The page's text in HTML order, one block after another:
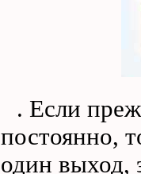
. Если
постоянно,
один выход,